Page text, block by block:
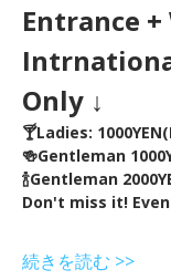
Entrance
Only ↓
🍸Ladies:
🍻Gentleman
🍾Gentleman
Don't miss it!
続きを読む >>